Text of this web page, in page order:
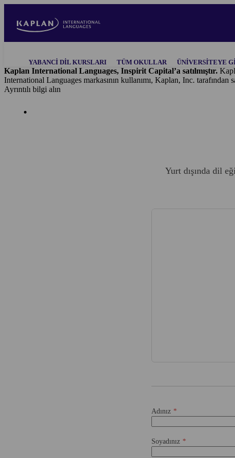
main
navigationYABANCI DIL KURSLARI TÜM OKULLAR ÜNIVERSITEYE
Kaplan International Languages, Inspirit Capital’a satılmıştır.
International Languages markasının kullanımı, Kaplan, Inc. tarafından
Ayrıntılı bilgi alın
Yurt dışında dil
Adınız
Soyadınız